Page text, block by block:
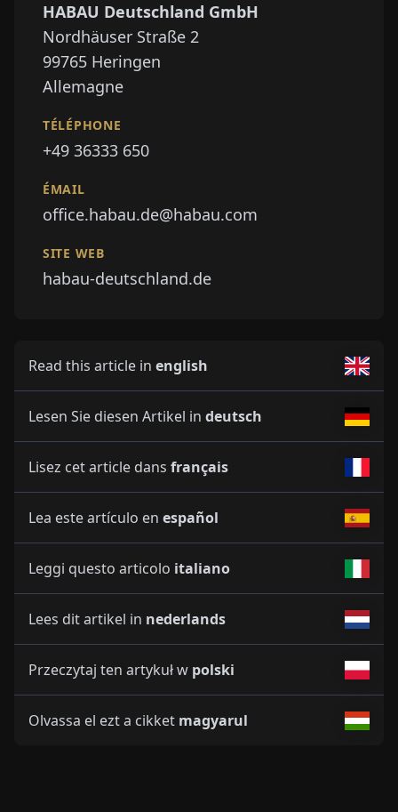
HABAU Deutschland GmbH
Nordhäuser Straße 2
99765 Heringen
Allemagne
TÉLÉPHONE
+49 36333 650
ÉMAIL
office.habau.de@habau.com
SITE WEB
habau-deutschland.de
Read this article in english
Lesen Sie diesen Artikel in deutsch
Lisez cet article dans français
Lea este artículo en español
Leggi questo articolo italiano
Lees dit artikel in nederlands
Przeczytaj ten artykuł w polski
Olvassa el ezt a cikket magyarul